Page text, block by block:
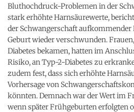
Bluthochdruck-Problemen in der
stark erhöhte Harnsäurewerte,
der Schwangerschaft aufkommender
Geburt wieder verschwunden.
Diabetes bekamen, hatten im
Risiko, an Typ-2-Diabetes zu
zudem fest, dass sich erhöhte
Vorhersage von
könnten. Demnach war der Wert im
wenn später Frühgeburten erfolgten